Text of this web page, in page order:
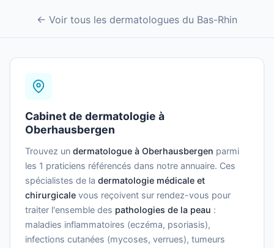
← Voir tous les dermatologues du Bas-Rhin
Cabinet de dermatologie à
Oberhausbergen
Trouvez un dermatologue à Oberhausbergen parmi
les 1 praticiens référencés dans notre annuaire. Ces
spécialistes de la dermatologie médicale et
chirurgicale vous reçoivent sur rendez-vous pour
traiter l'ensemble des pathologies de la peau :
maladies inflammatoires (eczéma, psoriasis),
infections cutanées (mycoses, verrues), tumeurs